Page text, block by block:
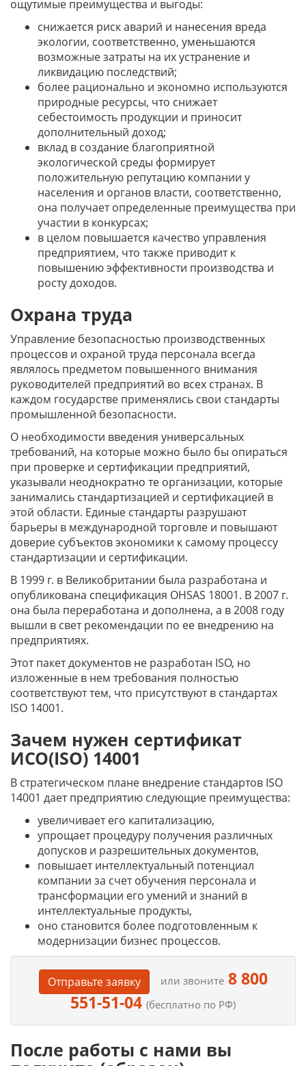
ощутимые преимущества и выгоды:
снижается риск аварий и нанесения вреда
экологии, соответственно, уменьшаются
возможные затраты на их устранение и
ликвидацию последствий;
более рационально и экономно используются
природные ресурсы, что снижает
себестоимость продукции и приносит
дополнительный доход;
вклад в создание благоприятной
экологической среды формирует
положительную репутацию компании у
населения и органов власти, соответственно,
она получает определенные преимущества при
участии в конкурсах;
в целом повышается качество управления
предприятием, что также приводит к
повышению эффективности производства и
росту доходов.
Охрана труда
Управление безопасностью производственных
процессов и охраной труда персонала всегда
являлось предметом повышенного внимания
руководителей предприятий во всех странах. В
каждом государстве применялись свои стандарты
промышленной безопасности.
О необходимости введения универсальных
требований, на которые можно было бы опираться
при проверке и сертификации предприятий,
указывали неоднократно те организации, которые
занимались стандартизацией и сертификацией в
этой области. Единые стандарты разрушают
барьеры в международной торговле и повышают
доверие субъектов экономики к самому процессу
стандартизации и сертификации.
В 1999 г. в Великобритании была разработана и
опубликована спецификация OHSAS 18001. В 2007 г.
она была переработана и дополнена, а в 2008 году
вышли в свет рекомендации по ее внедрению на
предприятиях.
Этот пакет документов не разработан ISO, но
изложенные в нем требования полностью
соответствуют тем, что присутствуют в стандартах
ISO 14001.
Зачем нужен сертификат
ИСО(ISO) 14001
В стратегическом плане внедрение стандартов ISO
14001 дает предприятию следующие преимущества:
увеличивает его капитализацию,
упрощает процедуру получения различных
допусков и разрешительных документов,
повышает интеллектуальный потенциал
компании за счет обучения персонала и
трансформации его умений и знаний в
интеллектуальные продукты,
оно становится более подготовленным к
модернизации бизнес процессов.
Отправьте заявку или звоните8 800
551-51-04 (бесплатно по РФ)
После работы с нами вы